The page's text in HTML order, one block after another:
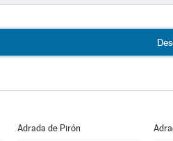
Adrada de Pirón